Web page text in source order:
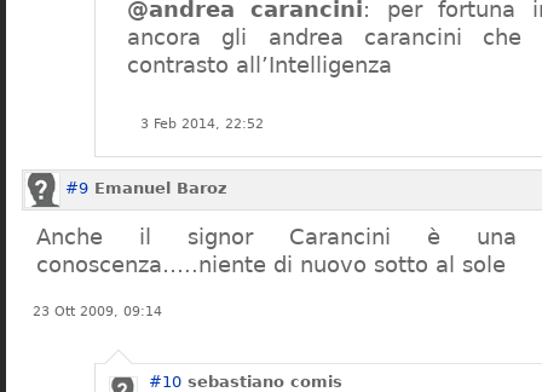
@andrea carancini: per fortuna
ancora gli andrea carancini
contrasto all’Intelligenza
3 Feb 2014, 22:52
#9 Emanuel Baroz
Anche il signor Carancini è una
conoscenza…..niente di nuovo sotto al sole
23 Ott 2009, 09:14
#10 sebastiano comis